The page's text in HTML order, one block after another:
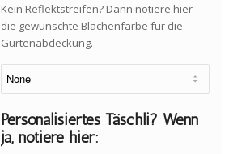
Kein Reflektstreifen? Dann notiere hier
die gewünschte Blachenfarbe für die
Gurtenabdeckung.
Personalisiertes Täschli? Wenn
ja, notiere hier: